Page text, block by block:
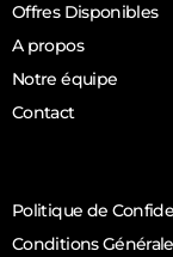
Offres Disponibles
A propos
Notre équipe
Contact
Politique de
Conditions